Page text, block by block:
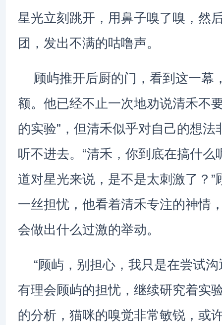
星光立刻跳开，用鼻子嗅了嗅，然
团，发出不满的咕噜声。
顾屿推开后厨的门，看到这一幕
额。他已经不止一次地劝说清禾不
的实验”，但清禾似乎对自己的想法
听不进去。“清禾，你到底在搞什么
道对星光来说，是不是太刺激了？”
一丝担忧，他看着清禾专注的神情
会做出什么过激的举动。
“顾屿，别担心，我只是在尝试
有理会顾屿的担忧，继续研究着实
的分析，猫咪的嗅觉非常敏锐，或